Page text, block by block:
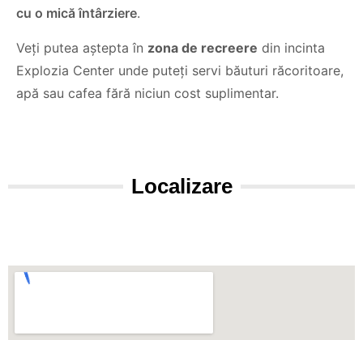
cu o mică întârziere.
Veți putea aștepta în zona de recreere din incinta
Explozia Center unde puteți servi băuturi răcoritoare,
apă sau cafea fără niciun cost suplimentar.
Localizare